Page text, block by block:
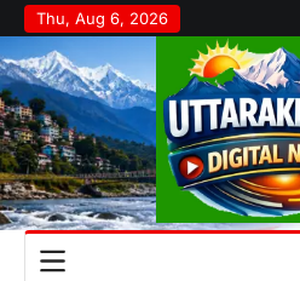
Skip
to
content
Thu, Aug 6, 2026